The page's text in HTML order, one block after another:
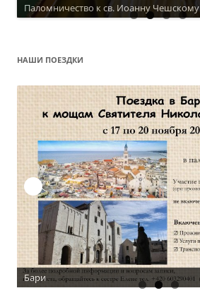
Паломничество к св. Иоанну Чешскому
НАШИ ПОЕЗДКИ
Бари